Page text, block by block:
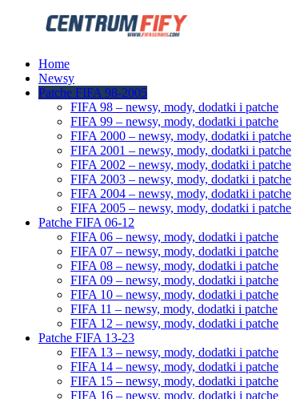
Home
Newsy
Patche FIFA 98-2005
FIFA 98 – newsy, mody, dodatki i patche
FIFA 99 – newsy, mody, dodatki i patche
FIFA 2000 – newsy, mody, dodatki i patche
FIFA 2001 – newsy, mody, dodatki i patche
FIFA 2002 – newsy, mody, dodatki i patche
FIFA 2003 – newsy, mody, dodatki i patche
FIFA 2004 – newsy, mody, dodatki i patche
FIFA 2005 – newsy, mody, dodatki i patche
Patche FIFA 06-12
FIFA 06 – newsy, mody, dodatki i patche
FIFA 07 – newsy, mody, dodatki i patche
FIFA 08 – newsy, mody, dodatki i patche
FIFA 09 – newsy, mody, dodatki i patche
FIFA 10 – newsy, mody, dodatki i patche
FIFA 11 – newsy, mody, dodatki i patche
FIFA 12 – newsy, mody, dodatki i patche
Patche FIFA 13-23
FIFA 13 – newsy, mody, dodatki i patche
FIFA 14 – newsy, mody, dodatki i patche
FIFA 15 – newsy, mody, dodatki i patche
FIFA 16 – newsy, mody, dodatki i patche